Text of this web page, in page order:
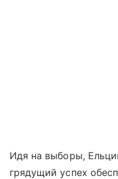
Идя на выборы,
грядущий успех